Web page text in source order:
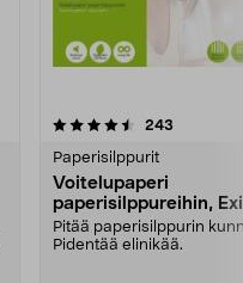
243
Paperisilppurit
Voitelupaperi
paperisilppureihin,
Pitää paperisilppurin
Pidentää elinikää.
4.5 viidestä